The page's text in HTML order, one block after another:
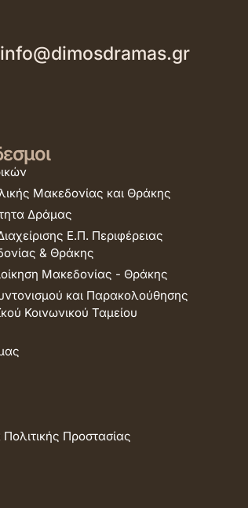
info@dimosdramas.gr
Μακεδονίας και Θράκης
Δράμας
Ε.Π. Περιφέρειας
& Θράκης
Μακεδονίας - Θράκης
και Παρακολούθησης
Κοινωνικού Ταμείου
Πολιτικής Προστασίας